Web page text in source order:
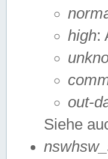
high:
out-
Siehe